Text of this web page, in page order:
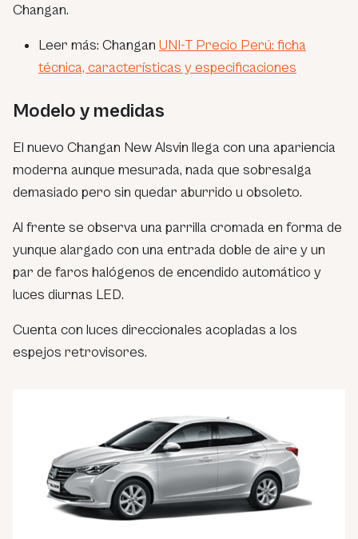
Changan.
Leer más: Changan UNI-T Precio Perú: ficha
técnica, características y especificaciones
Modelo y medidas
El nuevo Changan New Alsvin llega con una apariencia
moderna aunque mesurada, nada que sobresalga
demasiado pero sin quedar aburrido u obsoleto.
Al frente se observa una parrilla cromada en forma de
yunque alargado con una entrada doble de aire y un
par de faros halógenos de encendido automático y
luces diurnas LED.
Cuenta con luces direccionales acopladas a los
espejos retrovisores.